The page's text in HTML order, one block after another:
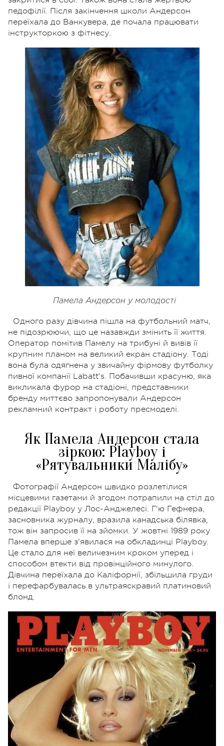
педофілії. Після закінчення школи Андерсон
переїхала до Ванкувера, де почала працювати
інструкторкою з фітнесу.
Памела Андерсон у молодості
Одного разу дівчина пішла на футбольний матч,
не підозрюючи, що це назавжди змінить її життя.
Оператор помітив Памелу на трибуні й вивів її
крупним планом на великий екран стадіону. Тоді
вона була одягнена у звичайну фірмову футболку
пивної компанії Labatt's. Побачивши красуню, яка
викликала фурор на стадіоні, представники
бренду миттєво запропонували Андерсон
рекламний контракт і роботу пресмоделі.
Як Памела Андерсон стала
зіркою: Playboy і
«Рятувальники Малібу»
Фотографії Андерсон швидко розлетілися
місцевими газетами й згодом потрапили на стіл до
редакції Playboy у Лос-Анджелесі. Г'ю Гефнера,
засновника журналу, вразила канадська білявка,
тож він запросив її на зйомки. У жовтні 1989 року
Памела вперше з'явилася на обкладинці Playboy.
Це стало для неї величезним кроком уперед і
способом втекти від провінційного минулого.
Дівчина переїхала до Каліфорнії, збільшила груди
і перефарбувалась в ультраяскравий платиновий
блонд.